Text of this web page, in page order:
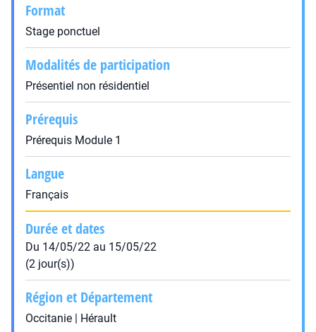
Format
Stage ponctuel
Modalités de participation
Présentiel non résidentiel
Prérequis
Prérequis Module 1
Langue
Français
Durée et dates
Du 14/05/22 au 15/05/22
(2 jour(s))
Région et Département
Occitanie | Hérault